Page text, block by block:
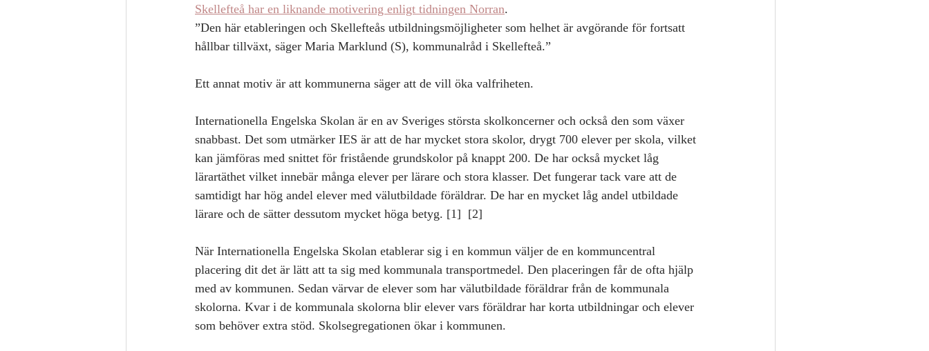
Skellefteå har en liknande motivering enligt tidningen Norran.
”Den här etableringen och Skellefteås utbildningsmöjligheter som helhet är avgörande för fortsatt
hållbar tillväxt, säger Maria Marklund (S), kommunalråd i Skellefteå.”
Ett annat motiv är att kommunerna säger att de vill öka valfriheten.
Internationella Engelska Skolan är en av Sveriges största skolkoncerner och också den som växer
snabbast. Det som utmärker IES är att de har mycket stora skolor, drygt 700 elever per skola, vilket
kan jämföras med snittet för fristående grundskolor på knappt 200. De har också mycket låg
lärartäthet vilket innebär många elever per lärare och stora klasser. Det fungerar tack vare att de
samtidigt har hög andel elever med välutbildade föräldrar. De har en mycket låg andel utbildade
lärare och de sätter dessutom mycket höga betyg. [1]  [2]
När Internationella Engelska Skolan etablerar sig i en kommun väljer de en kommuncentral
placering dit det är lätt att ta sig med kommunala transportmedel. Den placeringen får de ofta hjälp
med av kommunen. Sedan värvar de elever som har välutbildade föräldrar från de kommunala
skolorna. Kvar i de kommunala skolorna blir elever vars föräldrar har korta utbildningar och elever
som behöver extra stöd. Skolsegregationen ökar i kommunen.